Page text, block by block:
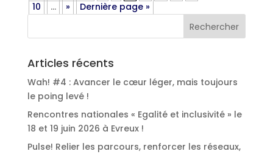
10
… » Dernière page »
Articles récents
Wah! #4 : Avancer le cœur léger, mais toujours
le poing levé !
Rencontres nationales « Egalité et inclusivité » le
18 et 19 juin 2026 à Evreux !
Pulse! Relier les parcours, renforcer les réseaux,